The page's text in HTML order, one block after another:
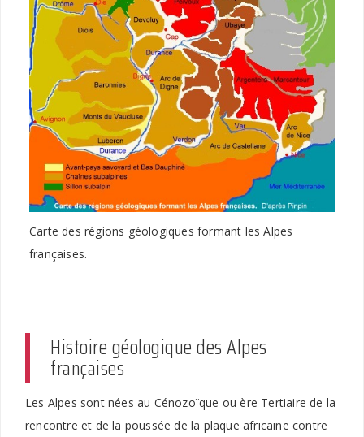
Carte des régions géologiques formant les Alpes
françaises.
Histoire géologique des Alpes
françaises
Les Alpes sont nées au Cénozoïque ou ère Tertiaire de la
rencontre et de la poussée de la plaque africaine contre